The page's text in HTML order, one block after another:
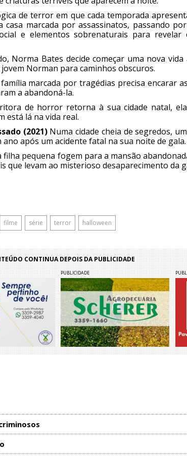
de terror em que cada temporada
marcada por assassinatos, passando
e elementos sobrenaturais para
Norma Bates decide começar uma nova
Norman para caminhos obscuros.
marcada por tragédias precisa encarar
a abandoná-la.
de horror retorna à sua cidade natal,
está lá na vida real.
(2021)Numa cidade cheia de segredos,
após um acidente fatal na sua noite de gala.
filha pequena fogem para a mansão
que levam ao misterioso desaparecimento da
filme série terror halloween
CONTINUA DEPOIS DA PUBLICIDADE
PUBLICIDADE